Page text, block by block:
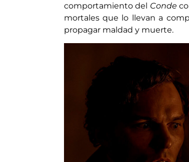
comportamiento del Conde
mortales que lo llevan a
propagar maldad y muerte.